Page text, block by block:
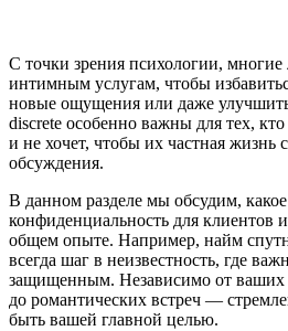
С точки зрения психологии,
интимным услугам, чтобы
новые ощущения или даже
discrete особенно важны для тех,
и не хочет, чтобы их частная жизнь
обсуждения.
В данном разделе мы обсудим,
конфиденциальность для клиентов
общем опыте. Например, найм
всегда шаг в неизвестность, где
защищенным. Независимо от ваших
до романтических встреч —
быть вашей главной целью.